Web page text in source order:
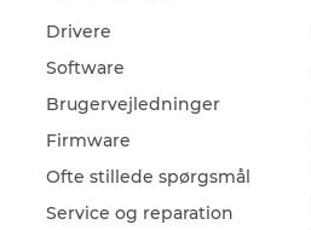
Drivere
Software
Brugervejledninger
Firmware
Ofte stillede spørgsmål
Service og reparation